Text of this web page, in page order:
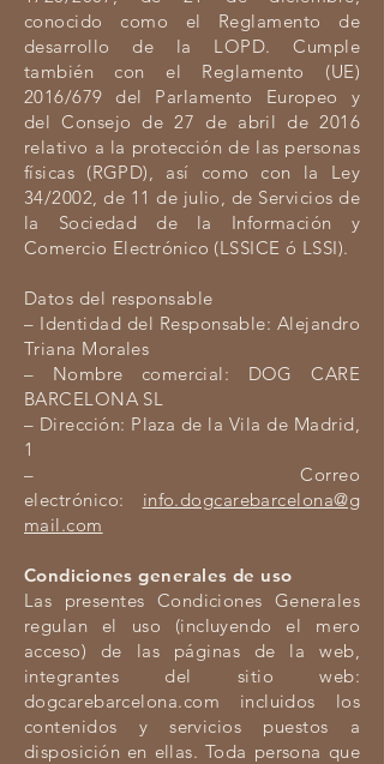
conocido como el Reglamento de
desarrollo de la LOPD. Cumple
también con el Reglamento (UE)
2016/679 del Parlamento Europeo y
del Consejo de 27 de abril de 2016
relativo a la protección de las personas
físicas (RGPD), así como con la Ley
34/2002, de 11 de julio, de Servicios de
la Sociedad de la Información y
Comercio Electrónico (LSSICE ó LSSI).
Datos del responsable
– Identidad del Responsable: Alejandro
Triana Morales
– Nombre comercial: DOG CARE
BARCELONA SL
– Dirección: Plaza de la Vila de Madrid,
1
– Correo
electrónico: info.dogcarebarcelona@g
mail.com
Condiciones generales de uso
Las presentes Condiciones Generales
regulan el uso (incluyendo el mero
acceso) de las páginas de la web,
integrantes del sitio web:
dogcarebarcelona.com incluidos los
contenidos y servicios puestos a
disposición en ellas. Toda persona que